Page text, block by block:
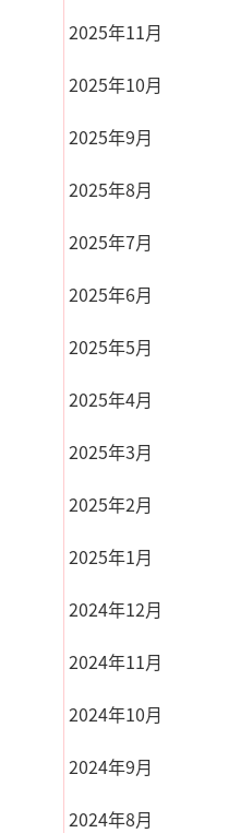
2025年11月
2025年10月
2025年9月
2025年8月
2025年7月
2025年6月
2025年5月
2025年4月
2025年3月
2025年2月
2025年1月
2024年12月
2024年11月
2024年10月
2024年9月
2024年8月